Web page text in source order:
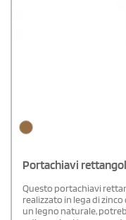
Portachiavi
Questo portachiavi
realizzato in lega di
un legno naturale,